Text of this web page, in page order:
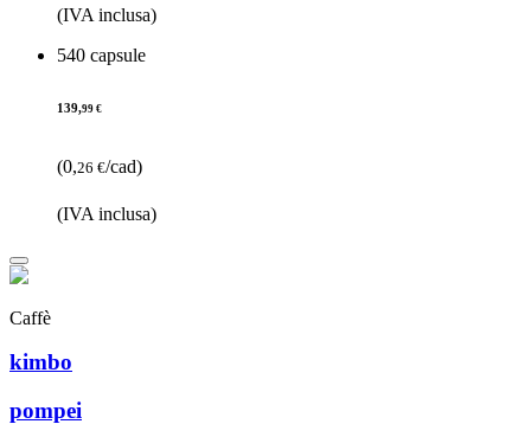
(IVA inclusa)
540 capsule
139,99 €
(0,26 €/cad)
(IVA inclusa)
Caffè
kimbo
pompei